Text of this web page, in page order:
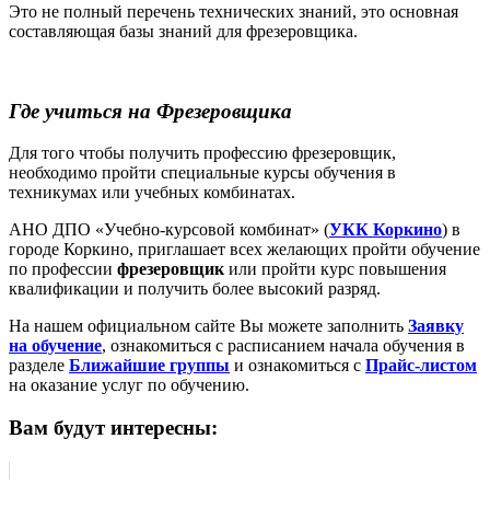
Это не полный перечень технических знаний, это основная
составляющая базы знаний для фрезеровщика.
Где учиться на Фрезеровщика
Для того чтобы получить профессию фрезеровщик,
необходимо пройти специальные курсы обучения в
техникумах или учебных комбинатах.
АНО ДПО «Учебно-курсовой комбинат» (УКК Коркино) в
городе Коркино, приглашает всех желающих пройти обучение
по профессии фрезеровщик или пройти курс повышения
квалификации и получить более высокий разряд.
На нашем официальном сайте Вы можете заполнить Заявку
на обучение, ознакомиться с расписанием начала обучения в
разделе Ближайшие группы и ознакомиться с Прайс-листом
на оказание услуг по обучению.
Вам будут интересны: